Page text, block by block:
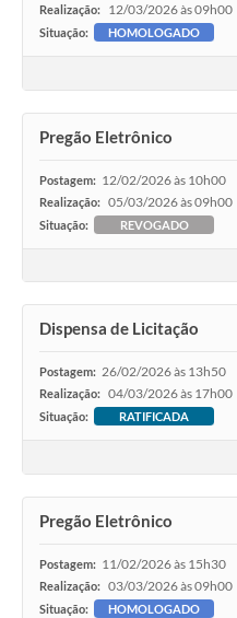
Realização: 12/03/2026 às 09h00
Situação: HOMOLOGADO
Pregão Eletrônico
Postagem: 12/02/2026 às 10h00
Realização: 05/03/2026 às 09h00
Situação: REVOGADO
Dispensa de Licitação
Postagem: 26/02/2026 às 13h50
Realização: 04/03/2026 às 17h00
Situação: RATIFICADA
Pregão Eletrônico
Postagem: 11/02/2026 às 15h30
Realização: 03/03/2026 às 09h00
Situação: HOMOLOGADO